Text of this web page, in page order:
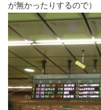
が無かったりするので）